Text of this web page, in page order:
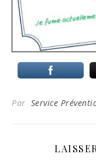
Par Service